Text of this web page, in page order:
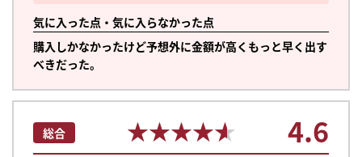
気に入った点・気に入らなかった点
購入しかなかったけど予想外に金額が高くもっと早く出す
べきだった。
総合 ★★★★★
★★★★★ 4.6